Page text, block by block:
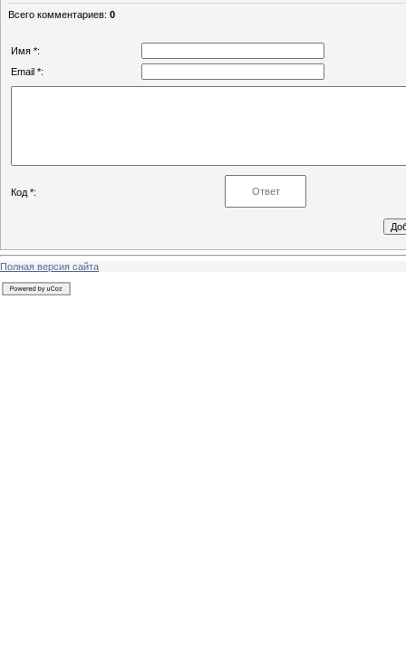
Всего комментариев: 0
Имя *:
Email *:
Код *:
Полная версия сайта